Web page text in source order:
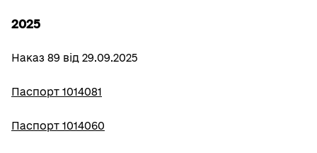
2025
Наказ 89 від 29.09.2025
Паспорт 1014081
Паспорт 1014060